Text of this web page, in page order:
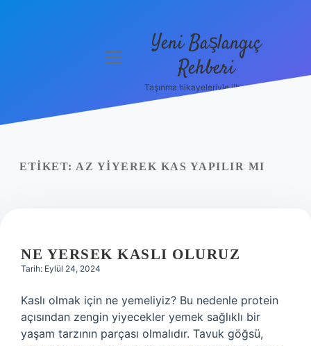
Politikası
menüyü
Yeni Başlangıç
Rehberi
Taşınma hikayeleriyle ilham bul!
ETIKET: AZ YIYEREK KAS YAPILIR MI
NE YERSEK KASLI OLURUZ
Tarih: Eylül 24, 2024
Kaslı olmak için ne yemeliyiz? Bu nedenle protein
açısından zengin yiyecekler yemek sağlıklı bir
yaşam tarzının parçası olmalıdır. Tavuk göğsü,